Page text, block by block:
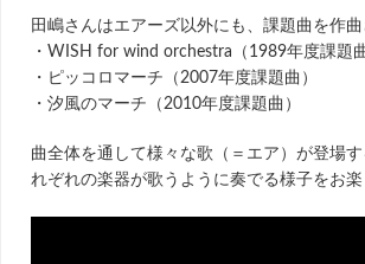
田嶋さんはエアーズ以外にも、課題曲を作曲
・WISH for wind orchestra（1989年度課題曲
・ピッコロマーチ（2007年度課題曲）
・汐風のマーチ（2010年度課題曲）
曲全体を通して様々な歌（＝エア）が登場
れぞれの楽器が歌うように奏でる様子をお楽